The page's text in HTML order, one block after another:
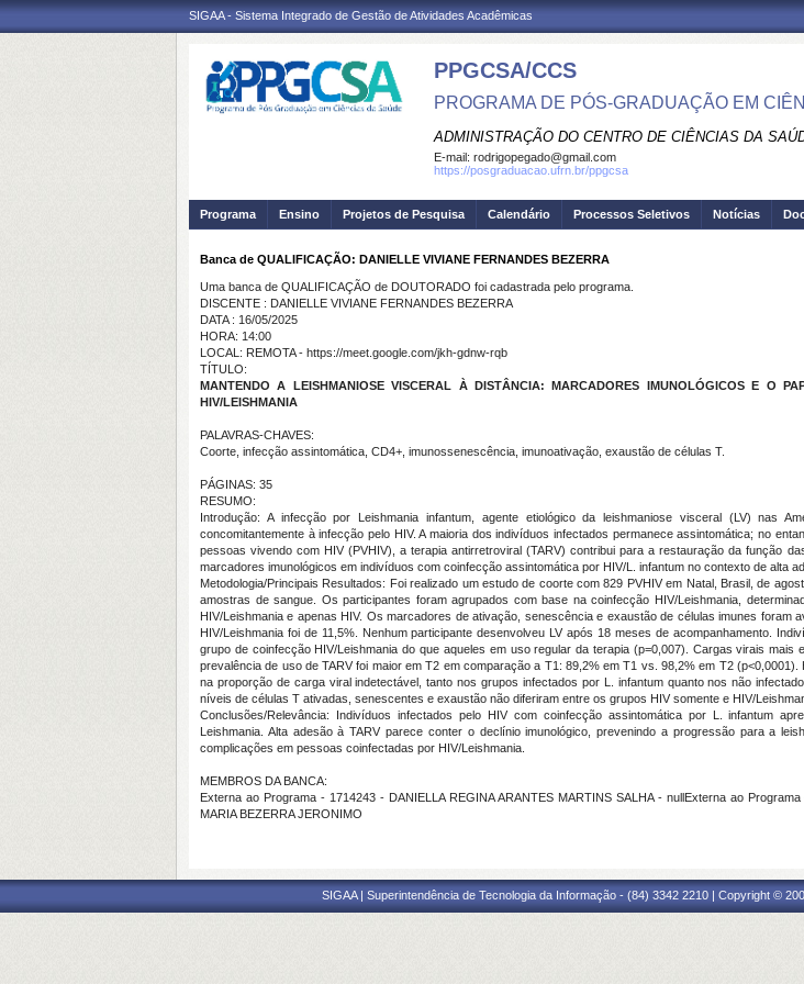
SIGAA - Sistema Integrado de Gestão de Atividades Acadêmicas
PPGCSA/CCS
PROGRAMA DE PÓS-GRADUAÇÃO EM
ADMINISTRAÇÃO DO CENTRO DE CIÊNCIAS DA
E-mail: rodrigopegado@gmail.com
https://posgraduacao.ufrn.br/ppgcsa
Programa Ensino Projetos de Pesquisa Calendário Processos Seletivos Notícias
Banca de QUALIFICAÇÃO: DANIELLE VIVIANE FERNANDES BEZERRA
Uma banca de QUALIFICAÇÃO de DOUTORADO foi cadastrada pelo programa.
DISCENTE : DANIELLE VIVIANE FERNANDES BEZERRA
DATA : 16/05/2025
HORA: 14:00
LOCAL: REMOTA - https://meet.google.com/jkh-gdnw-rqb
TÍTULO:
MANTENDO A LEISHMANIOSE VISCERAL À DISTÂNCIA: MARCADORES IMUNOLÓGICOS E O
HIV/LEISHMANIA
PALAVRAS-CHAVES:
Coorte, infecção assintomática, CD4+, imunossenescência, imunoativação, exaustão de células T.
PÁGINAS: 35
RESUMO:
Introdução: A infecção por Leishmania infantum, agente etiológico da leishmaniose visceral (LV) nas
concomitantemente à infecção pelo HIV. A maioria dos indivíduos infectados permanece assintomática; no
pessoas vivendo com HIV (PVHIV), a terapia antirretroviral (TARV) contribui para a restauração da função
marcadores imunológicos em indivíduos com coinfecção assintomática por HIV/L. infantum no contexto de alta
Metodologia/Principais Resultados: Foi realizado um estudo de coorte com 829 PVHIV em Natal, Brasil, de
amostras de sangue. Os participantes foram agrupados com base na coinfecção HIV/Leishmania,
HIV/Leishmania e apenas HIV. Os marcadores de ativação, senescência e exaustão de células imunes
HIV/Leishmania foi de 11,5%. Nenhum participante desenvolveu LV após 18 meses de acompanhamento.
grupo de coinfecção HIV/Leishmania do que aqueles em uso regular da terapia (p=0,007). Cargas virais
prevalência de uso de TARV foi maior em T2 em comparação a T1: 89,2% em T1 vs. 98,2% em T2
na proporção de carga viral indetectável, tanto nos grupos infectados por L. infantum quanto nos não
níveis de células T ativadas, senescentes e exaustão não diferiram entre os grupos HIV somente e HIV/
Conclusões/Relevância: Indivíduos infectados pelo HIV com coinfecção assintomática por L. infantum
Leishmania. Alta adesão à TARV parece conter o declínio imunológico, prevenindo a progressão para a
complicações em pessoas coinfectadas por HIV/Leishmania.
MEMBROS DA BANCA:
Externa ao Programa - 1714243 - DANIELLA REGINA ARANTES MARTINS SALHA - nullExterna ao
MARIA BEZERRA JERONIMO
SIGAA | Superintendência de Tecnologia da Informação - (84) 3342 2210 | Copyright ©